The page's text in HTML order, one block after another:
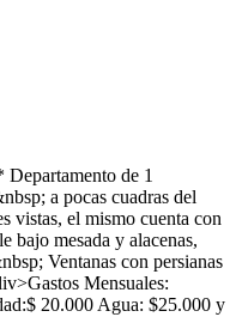
de 1
a pocas cuadras del
vistas, el mismo cuenta con
bajo mesada y alacenas,
Ventanas con persianas
Mensuales:
20.000 Agua: $25.000 y